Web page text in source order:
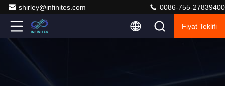
shirley@infinites.com 0086-755-27839400
Fiyat Teklifi